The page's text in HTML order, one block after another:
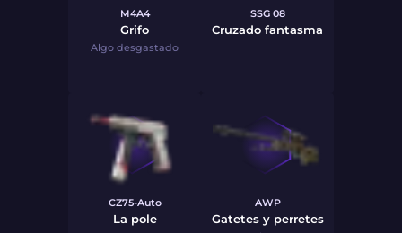
M4A4
Grifo
Algo desgastado
SSG 08
Cruzado fantasma
CZ75-Auto
La pole
AWP
Gatetes y perretes